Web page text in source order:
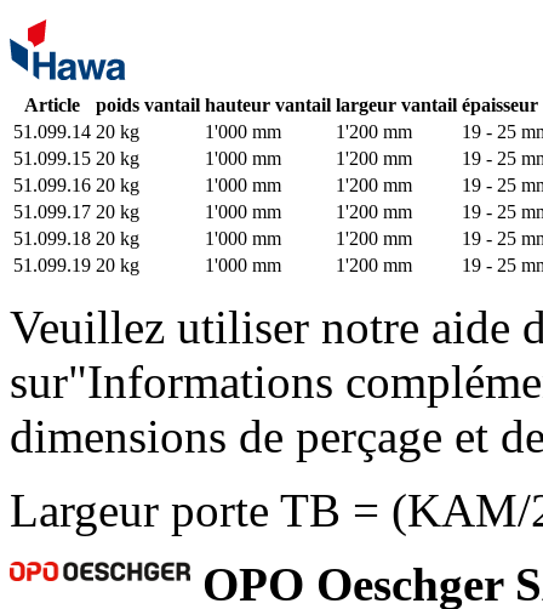
Article poids vantail hauteur vantail largeur vantail épaisseur
51.099.14 20 kg 1'000 mm 1'200 mm
19 - 25
51.099.15 20 kg 1'000 mm 1'200 mm
19 - 25
51.099.16 20 kg 1'000 mm 1'200 mm
19 - 25
51.099.17 20 kg 1'000 mm 1'200 mm
19 - 25
51.099.18 20 kg 1'000 mm 1'200 mm
19 - 25
51.099.19 20 kg 1'000 mm 1'200 mm 19 - 25
Veuillez utiliser notre aide
sur"Informations
dimensions de perçage et
Largeur porte TB =
OPO Oeschger